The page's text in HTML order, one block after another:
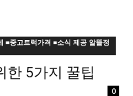
■중고트럭가격 ■소식 제공 알뜰정
한 5가지 꿀팁
0